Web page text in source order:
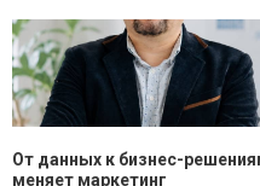
От данных к бизнес-
меняет маркетинг